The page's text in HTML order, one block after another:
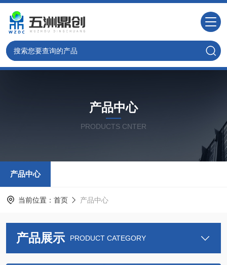
产品中心
PRODUCTS CNTER
产品中心
当前位置： 首页 产品中心
产品展示 PRODUCT CATEGORY